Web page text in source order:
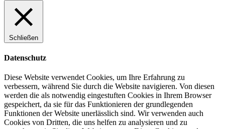
Schließen
Datenschutz
Diese Website verwendet Cookies, um Ihre Erfahrung zu
verbessern, während Sie durch die Website navigieren. Von diesen
werden die als notwendig eingestuften Cookies in Ihrem Browser
gespeichert, da sie für das Funktionieren der grundlegenden
Funktionen der Website unerlässlich sind. Wir verwenden auch
Cookies von Dritten, die uns helfen zu analysieren und zu